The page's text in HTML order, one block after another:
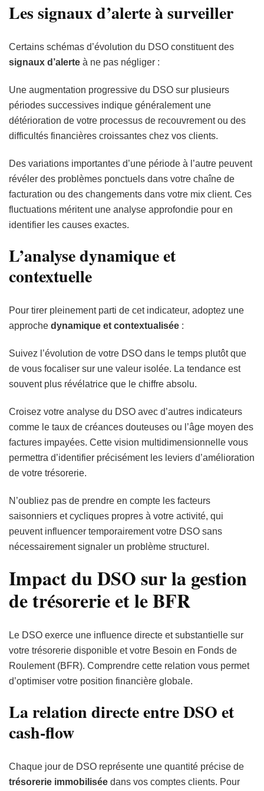
Les signaux d’alerte à surveiller
Certains schémas d’évolution du DSO constituent des
signaux d’alerte à ne pas négliger :
Une augmentation progressive du DSO sur plusieurs
périodes successives indique généralement une
détérioration de votre processus de recouvrement ou des
difficultés financières croissantes chez vos clients.
Des variations importantes d’une période à l’autre peuvent
révéler des problèmes ponctuels dans votre chaîne de
facturation ou des changements dans votre mix client. Ces
fluctuations méritent une analyse approfondie pour en
identifier les causes exactes.
L’analyse dynamique et
contextuelle
Pour tirer pleinement parti de cet indicateur, adoptez une
approche dynamique et contextualisée :
Suivez l’évolution de votre DSO dans le temps plutôt que
de vous focaliser sur une valeur isolée. La tendance est
souvent plus révélatrice que le chiffre absolu.
Croisez votre analyse du DSO avec d’autres indicateurs
comme le taux de créances douteuses ou l’âge moyen des
factures impayées. Cette vision multidimensionnelle vous
permettra d’identifier précisément les leviers d’amélioration
de votre trésorerie.
N’oubliez pas de prendre en compte les facteurs
saisonniers et cycliques propres à votre activité, qui
peuvent influencer temporairement votre DSO sans
nécessairement signaler un problème structurel.
Impact du DSO sur la gestion
de trésorerie et le BFR
Le DSO exerce une influence directe et substantielle sur
votre trésorerie disponible et votre Besoin en Fonds de
Roulement (BFR). Comprendre cette relation vous permet
d’optimiser votre position financière globale.
La relation directe entre DSO et
cash-flow
Chaque jour de DSO représente une quantité précise de
trésorerie immobilisée dans vos comptes clients. Pour